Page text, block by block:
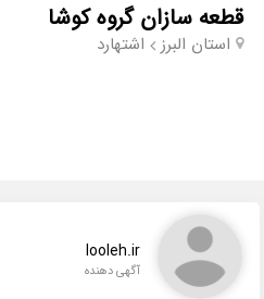
قطعه سازان گروه کوشا
استان البرز اشتهارد
looleh.ir
آگهی دهنده